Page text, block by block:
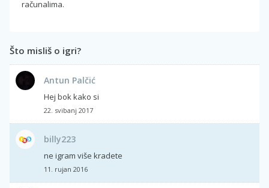
računalima.
Što misliš o igri?
Antun Palčić
Hej bok kako si
22. svibanj 2017
billy223
ne igram više kradete
11. rujan 2016